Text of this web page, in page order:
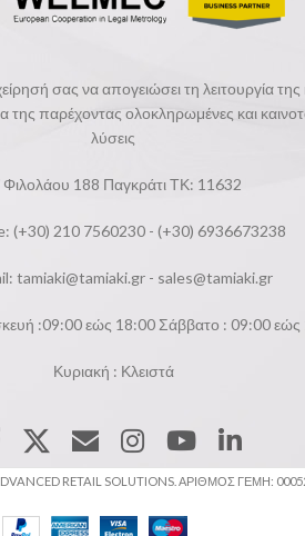
σας να απογειώσει τη λειτουργία της
της παρέχοντας ολοκληρωμένες και
λύσεις
Φιλολάου 188 Παγκράτι ΤΚ: 11632
(+30) 210 7560230 - (+30) 6936673238
tamiaki@tamiaki.gr- sales@tamiaki.gr
:09:00 εώς 18:00 Σάββατο : 09:00 εώς
Κυριακή : Κλειστά
RETAIL SOLUTIONS. ΑΡΙΘΜΟΣ ΓΕΜΗ: